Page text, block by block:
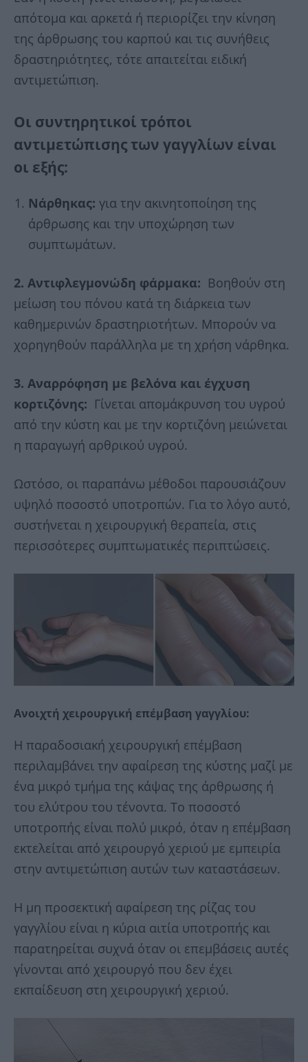
απότομα και αρκετά ή περιορίζει την κίνηση
της άρθρωσης του καρπού και τις συνήθεις
δραστηριότητες, τότε απαιτείται ειδική
αντιμετώπιση.
Οι συντηρητικοί τρόποι
αντιμετώπισης των γαγγλίων είναι
οι εξής:
Νάρθηκας: για την ακινητοποίηση της
άρθρωσης και την υποχώρηση των
συμπτωμάτων.
2. Αντιφλεγμονώδη φάρμακα: Βοηθούν στη
μείωση του πόνου κατά τη διάρκεια των
καθημερινών δραστηριοτήτων. Μπορούν να
χορηγηθούν παράλληλα με τη χρήση νάρθηκα.
3. Αναρρόφηση με βελόνα και έγχυση
κορτιζόνης: Γίνεται απομάκρυνση του υγρού
από την κύστη και με την κορτιζόνη μειώνεται
η παραγωγή αρθρικού υγρού.
Ωστόσο, οι παραπάνω μέθοδοι παρουσιάζουν
υψηλό ποσοστό υποτροπών. Για το λόγο αυτό,
συστήνεται η χειρουργική θεραπεία, στις
περισσότερες συμπτωματικές περιπτώσεις.
Ανοιχτή χειρουργική επέμβαση γαγγλίου:
Η παραδοσιακή χειρουργική επέμβαση
περιλαμβάνει την αφαίρεση της κύστης μαζί με
ένα μικρό τμήμα της κάψας της άρθρωσης ή
του ελύτρου του τένοντα. Το ποσοστό
υποτροπής είναι πολύ μικρό, όταν η επέμβαση
εκτελείται από χειρουργό χεριού με εμπειρία
στην αντιμετώπιση αυτών των καταστάσεων.
Η μη προσεκτική αφαίρεση της ρίζας του
γαγγλίου είναι η κύρια αιτία υποτροπής και
παρατηρείται συχνά όταν οι επεμβάσεις αυτές
γίνονται από χειρουργό που δεν έχει
εκπαίδευση στη χειρουργική χεριού.